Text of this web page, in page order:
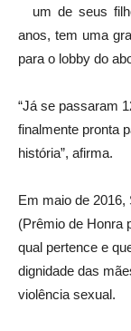
um de seus
anos, tem uma
para o lobby do
“Já se passaram
finalmente pronta
história”, afirma.
Em maio de 2016,
(Prêmio de Honra
qual pertence e
dignidade das
violência sexual.